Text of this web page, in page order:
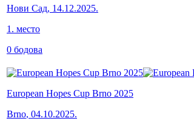
Нови Сад, 14.12.2025.
1 . место
0 бодова
European Hopes Cup Brno 2025
Brno, 04.10.2025.